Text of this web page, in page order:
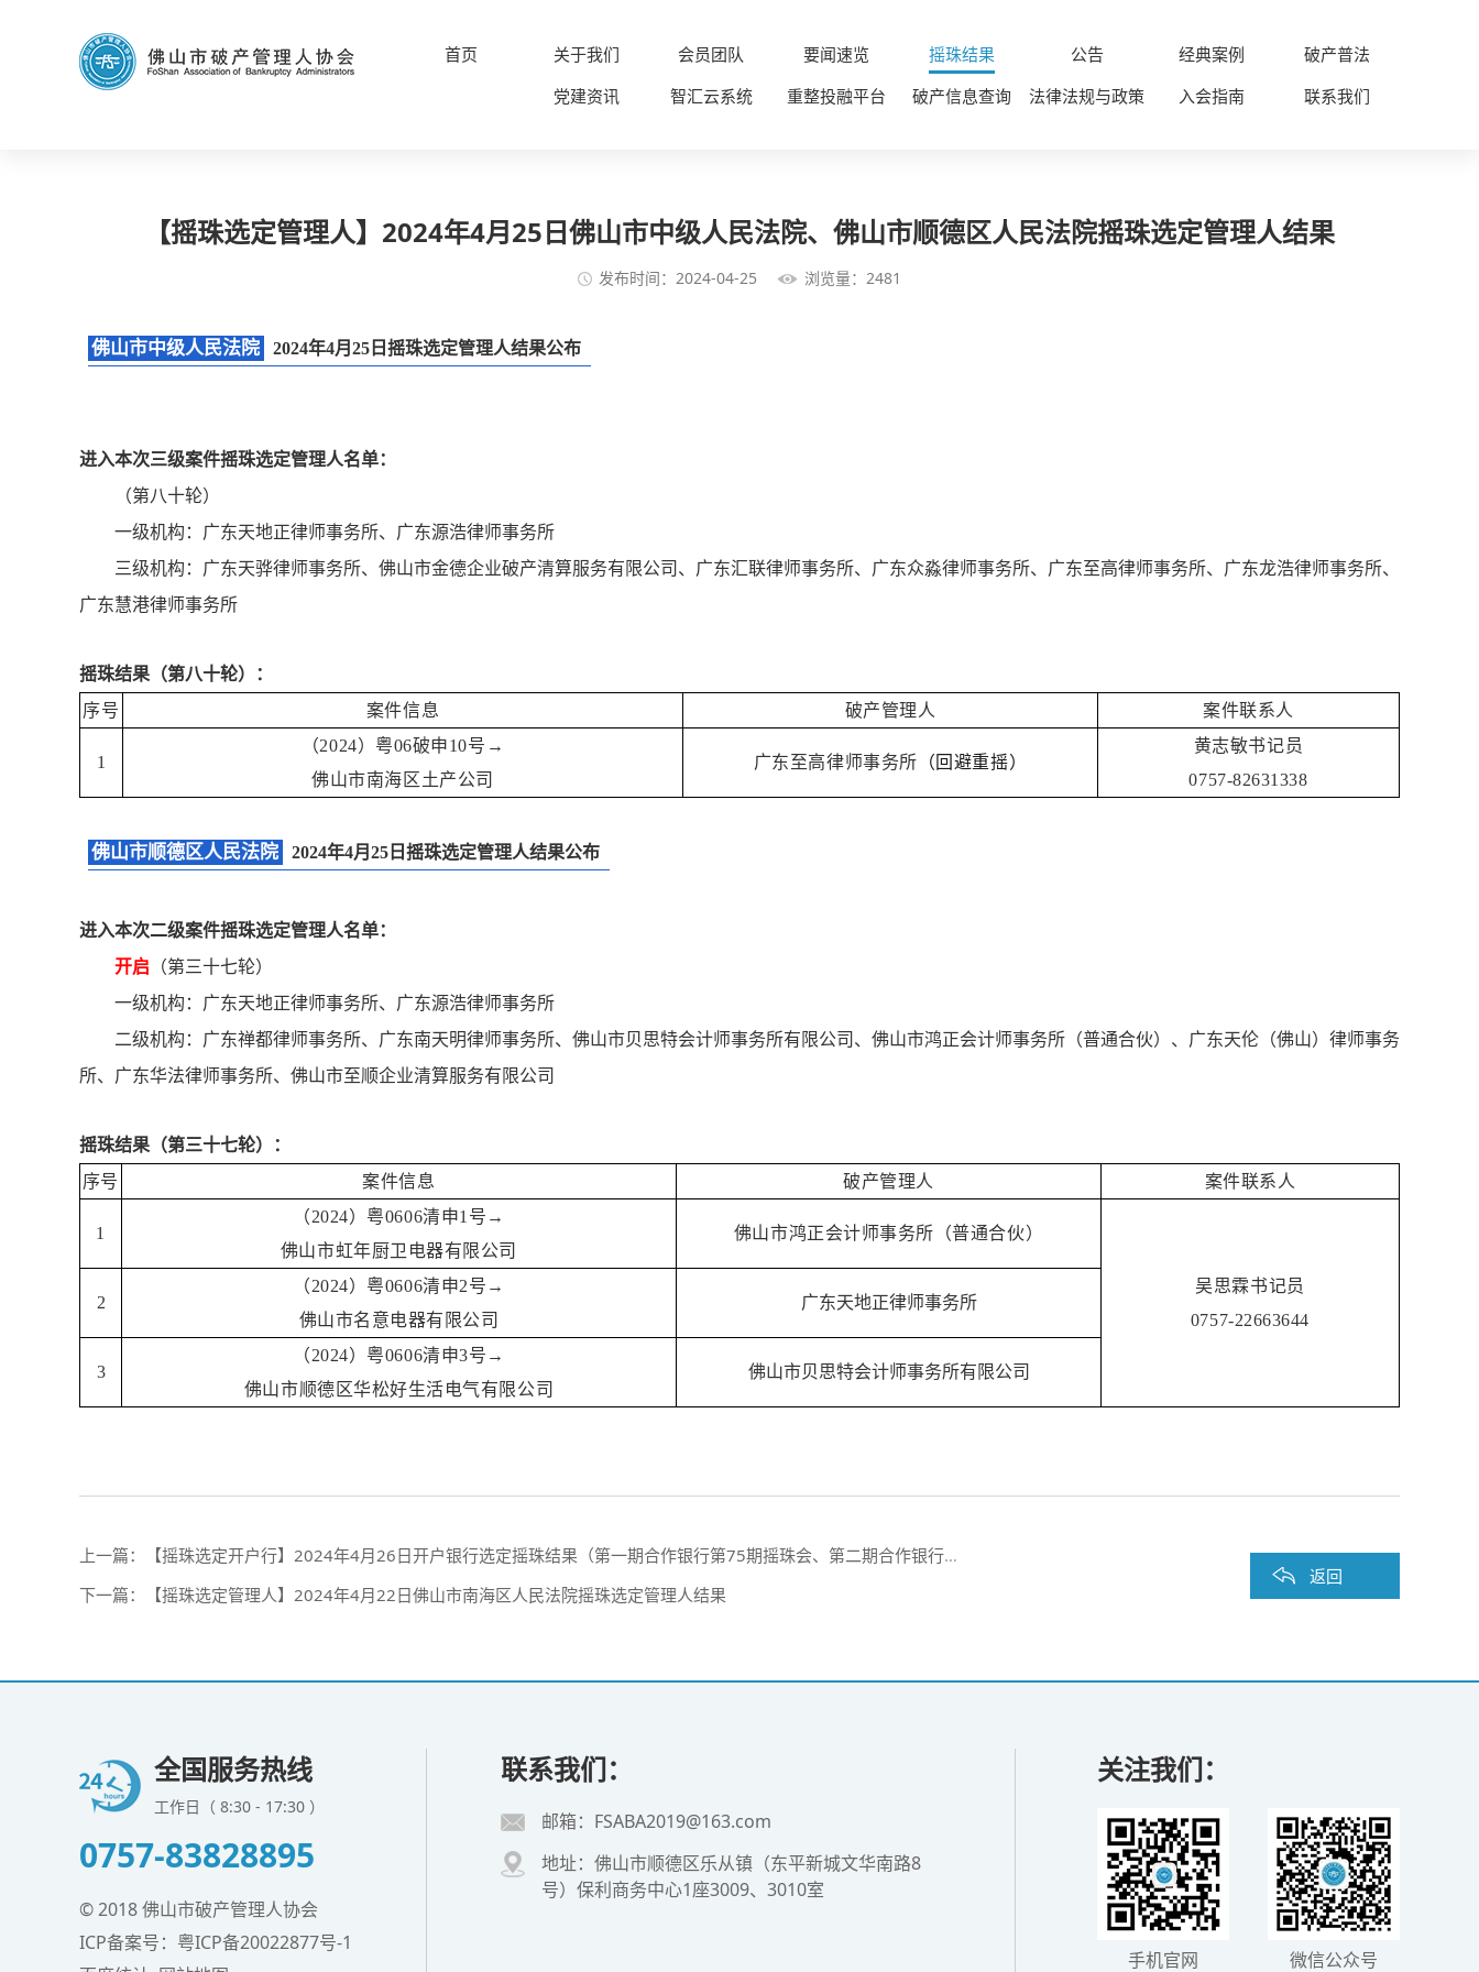
首页 关于我们 会员团队 要闻速览 摇珠结果 公告 经典案例
破产普法
党建资讯
智汇云系统 重整投融平台 破产信息查询 法律法规与政策 入会指南 联系我们
【摇珠选定管理人】2024年4月25日佛山市中级人民法院、佛山市顺德区人民法院摇珠选定管理人结果
发布时间：2024-04-25 浏览量：2481
佛山市中级人民法院 2024年4月25日摇珠选定管理人结果公布
进入本次三级案件摇珠选定管理人名单：
（第八十轮）
一级机构：广东天地正律师事务所、广东源浩律师事务所
三级机构：广东天骅律师事务所、佛山市金德企业破产清算服务有限公司、广东汇联律师事务所、广东众淼律师事务所、广东至高律师事务所、广东龙浩律师事务所、
广东慧港律师事务所
摇珠结果（第八十轮）：
序号
案件信息 破产管理人 案件联系人
1
（2024）粤06破申10号→
佛山市南海区土产公司
广东至高律师事务所 （回避重摇）
黄志敏书记员
0757-82631338
佛山市顺德区人民法院 2024年4月25日摇珠选定管理人结果公布
进入本次二级案件摇珠选定管理人名单：
开启 （第三十七轮）
一级机构：广东天地正律师事务所、广东源浩律师事务所
二级机构：广东禅都律师事务所、广东南天明律师事务所、佛山市贝思特会计师事务所有限公司、佛山市鸿正会计师事务所（普通合伙）、广东天伦（佛山）律师事务
所、广东华法律师事务所、佛山市至顺企业清算服务有限公司
摇珠结果（第三十七轮）：
序号
案件信息 破产管理人 案件联系人
1
（2024）粤0606清申1号→
佛山市虹年厨卫电器有限公司
佛山市鸿正会计师事务所（普通合伙）
吴思霖书记员
0757-22663644
2
（2024）粤0606清申2号→
佛山市名意电器有限公司
广东天地正律师事务所
3
（2024）粤0606清申3号→
佛山市顺德区华松好生活电气有限公司
佛山市贝思特会计师事务所有限公司
上一篇：
【摇珠选定开户行】2024年4月26日开户银行选定摇珠结果（第一期合作银行第75期摇珠会、第二期合作银行第10期摇珠会）
下一篇：
【摇珠选定管理人】2024年4月22日佛山市南海区人民法院摇珠选定管理人结果
返回
全国服务热线
工作日（ 8:30 - 17:30 ）
0757-83828895
© 2018 佛山市破产管理人协会
ICP备案号： 粤ICP备20022877号-1
联系我们：
邮箱：FSABA2019@163.com
地址：佛山市顺德区乐从镇（东平新城文华南路8
号）保利商务中心1座3009、3010室
关注我们：
手机官网 微信公众号